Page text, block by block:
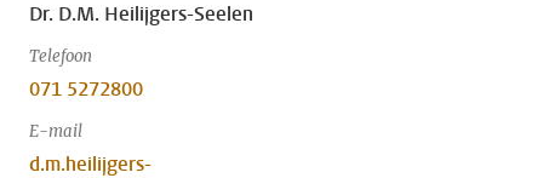
Dr. D.M. Heilijgers-Seelen
Telefoon
071 5272800
E-mail
d.m.heilijgers-